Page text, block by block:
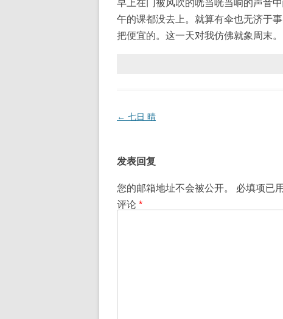
早上在门被风吹的咣当咣当响的声音
午的课都没去上。就算有伞也无济于
把便宜的。这一天对我仿佛就象周末。
文
航
← 七日 晴
发表回复
您的邮箱地址不会被公开。 必填项已用
评论 *